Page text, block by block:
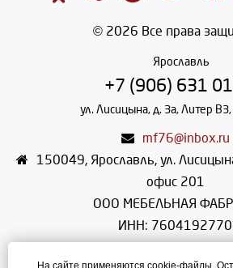
© 2026 Все права
Ярославль
+7 (906) 631
ул. Лисицына, д. 3а, Литер
mf76@inbox.ru
150049, Ярославль, ул.
офис 201
ООО МЕБЕЛЬНАЯ
ИНН: 7604192770
На сайте применяются cookie-файлы.